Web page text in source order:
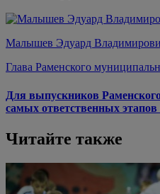
Малышев Эдуард
Глава Раменского
Для выпускников
самых ответственных
Читайте также